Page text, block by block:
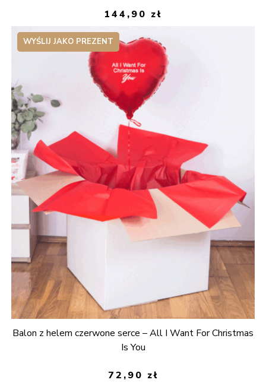
144,90 zł
WYŚLIJ JAKO PREZENT
Balon z helem czerwone serce – All I Want For Christmas
Is You
72,90 zł